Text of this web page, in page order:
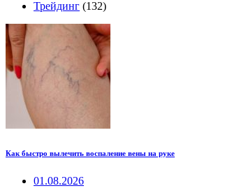
Трейдинг (132)
Как быстро вылечить воспаление вены на руке
01.08.2026